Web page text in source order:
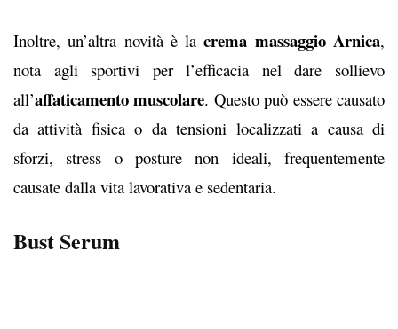
Inoltre, un’altra novità è lacrema massaggio Arnica,
nota agli sportivi per l’efficacia nel dare sollievo
all’affaticamento muscolare. Questo può essere causato
da attività fisica o da tensioni localizzati a causa di
sforzi, stress o posture non ideali, frequentemente
causate dalla vita lavorativa e sedentaria.
Bust Serum